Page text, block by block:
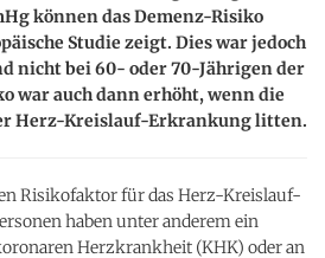
können das Demenz-Risiko
Studie zeigt. Dies war jedoch
nicht bei 60- oder 70-Jährigen der
war auch dann erhöht, wenn die
Herz-Kreislauf-Erkrankung litten.
Risikofaktor für das Herz-Kreislauf-
haben unter anderem ein
Herzkrankheit (KHK) oder an